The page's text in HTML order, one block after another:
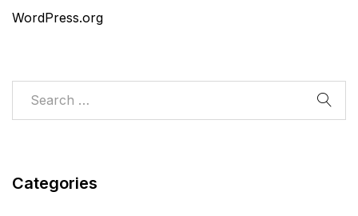
WordPress.org
Categories